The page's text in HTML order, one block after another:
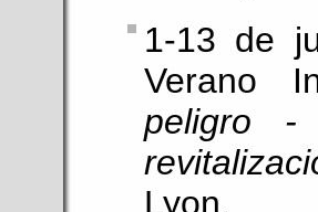
1-13 de
Verano
peligro -
Lyon.